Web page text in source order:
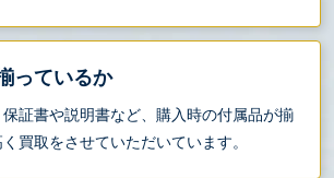
っているか
証書や説明書など、購入時の付属品が揃
買取をさせていただいています。